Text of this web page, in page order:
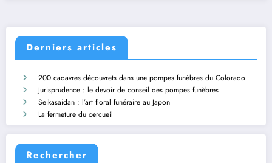
Derniers articles
200 cadavres découvrets dans une pompes funèbres du Colorado
Jurisprudence : le devoir de conseil des pompes funèbres
Seikasaidan : l’art floral funéraire au Japon
La fermeture du cercueil
Rechercher